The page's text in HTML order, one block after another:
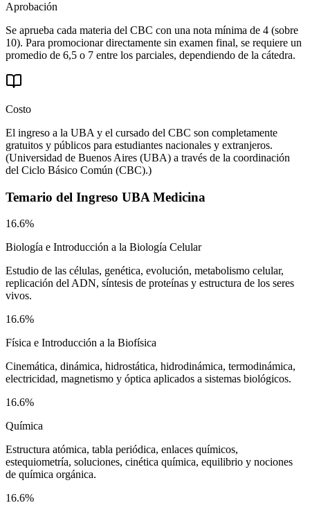
Aprobación
Se aprueba cada materia del CBC con una nota mínima de 4 (sobre
10). Para promocionar directamente sin examen final, se requiere un
promedio de 6,5 o 7 entre los parciales, dependiendo de la cátedra.
Costo
El ingreso a la UBA y el cursado del CBC son completamente
gratuitos y públicos para estudiantes nacionales y extranjeros.
(Universidad de Buenos Aires (UBA) a través de la coordinación
del Ciclo Básico Común (CBC).)
Temario del Ingreso UBA Medicina
16.6%
Biología e Introducción a la Biología Celular
Estudio de las células, genética, evolución, metabolismo celular,
replicación del ADN, síntesis de proteínas y estructura de los seres
vivos.
16.6%
Física e Introducción a la Biofísica
Cinemática, dinámica, hidrostática, hidrodinámica, termodinámica,
electricidad, magnetismo y óptica aplicados a sistemas biológicos.
16.6%
Química
Estructura atómica, tabla periódica, enlaces químicos,
estequiometría, soluciones, cinética química, equilibrio y nociones
de química orgánica.
16.6%